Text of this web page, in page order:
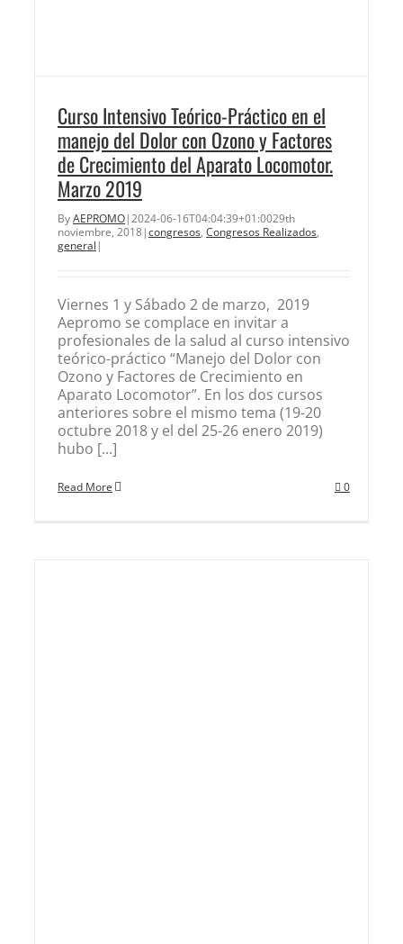
Curso Intensivo Teórico-Práctico en el
manejo del Dolor con Ozono y Factores
de Crecimiento del Aparato Locomotor.
Marzo 2019
ByAEPROMO|2024-06-16T04:04:39+01:0029th
noviembre, 2018|congresos, Congresos Realizados,
general |
Viernes 1 y Sábado 2 de marzo, 2019
Aepromo se complace en invitar a
profesionales de la salud al curso intensivo
teórico-práctico “Manejo del Dolor con
Ozono y Factores de Crecimiento en
Aparato Locomotor”. En los dos cursos
anteriores sobre el mismo tema (19-20
octubre 2018 y el del 25-26 enero 2019)
hubo [...]
Read More 0